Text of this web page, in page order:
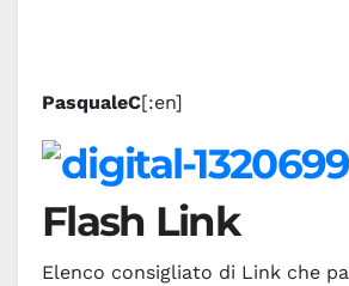
PasqualeC[:en]
Flash Link
Elenco consigliato di Link che